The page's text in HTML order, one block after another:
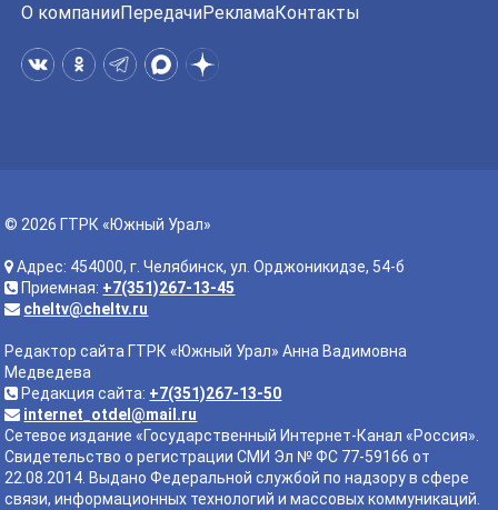
О компанииПередачиРекламаКонтакты
© 2026 ГТРК «Южный Урал»
Адрес: 454000, г. Челябинск, ул. Орджоникидзе, 54-б
Приемная: +7(351)267-13-45
cheltv@cheltv.ru
Редактор сайта ГТРК «Южный Урал» Анна Вадимовна
Медведева
Редакция сайта: +7(351)267-13-50
internet_otdel@mail.ru
Сетевое издание «Государственный Интернет-Канал «Россия».
Свидетельство о регистрации СМИ Эл № ФС 77-59166 от
22.08.2014. Выдано Федеральной службой по надзору в сфере
связи, информационных технологий и массовых коммуникаций.